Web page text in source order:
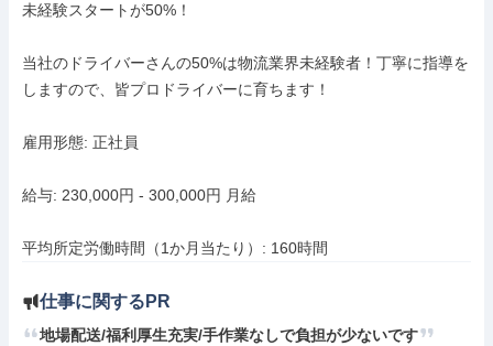
未経験スタートが50%！
当社のドライバーさんの50%は物流業界未経験者！丁寧に指導を
しますので、皆プロドライバーに育ちます！
雇用形態: 正社員
給与: 230,000円 - 300,000円 月給
平均所定労働時間（1か月当たり）: 160時間
仕事に関するPR
地場配送/福利厚生充実/手作業なしで負担が少ないです